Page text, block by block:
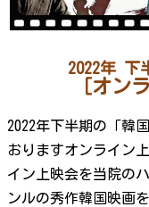
2022年 下
［オン
2022年下半期の「韓
おりますオンライン
イン上映会を当院の
ンルの秀作韓国映画